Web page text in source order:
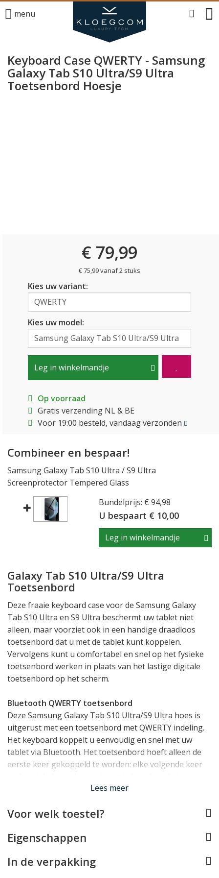
menu
Keyboard Case QWERTY - Samsung
Galaxy Tab S10 Ultra/S9 Ultra
Toetsenbord Hoesje
€ 79,99
€ 75,99 vanaf 2 stuks
Kies uw variant:
Kies uw model:
Leg in winkelmandje
Op voorraad
Gratis verzending NL & BE
Voor 19:00 besteld, vandaag verzonden
Combineer en bespaar!
Samsung Galaxy Tab S10 Ultra / S9 Ultra
Screenprotector Tempered Glass
Bundelprijs: € 94,98
U bespaart € 10,00
Leg in winkelmandje
Galaxy Tab S10 Ultra/S9 Ultra
Toetsenbord
Deze fraaie keyboard case voor de Samsung Galaxy
Tab S10 Ultra en S9 Ultra beschermt uw tablet niet
alleen, maar voorziet ook in een handige draadloos
toetsenbord dat u met de tablet kunt koppelen.
Vervolgens kunt u comfortabel en snel op het fysieke
toetsenbord werken in plaats van het lastige digitale
toetsenbord op het scherm.
Bluetooth QWERTY toetsenbord
Deze Samsung Galaxy Tab S10 Ultra/S9 Ultra hoes is
uitgerust met een toetsenbord met QWERTY indeling.
Het keyboard koppelt u eenvoudig en snel met uw
tablet via Bluetooth. Het toetsenbord hoeft alleen de
eerste keer gekoppeld te worden: elke volgende keer
toetsenbord aan zet. Het toetsenbord beschikt over
opladen. Dit hoeft in praktijk slechts ééns in de 1-2
Doordat deze keyboard case over een uitneembaar
Lees meer
Voor welk toestel?
Eigenschappen
In de verpakking